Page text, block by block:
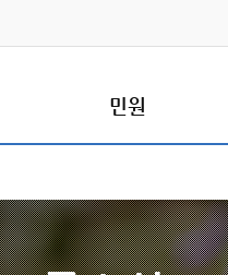
민원